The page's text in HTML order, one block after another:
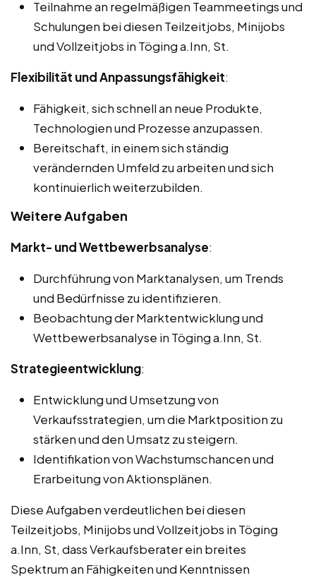
Teilnahme an regelmäßigen Teammeetings und
Schulungen bei diesen Teilzeitjobs, Minijobs
und Vollzeitjobs in Töging a.Inn, St.
Flexibilität und Anpassungsfähigkeit:
Fähigkeit, sich schnell an neue Produkte,
Technologien und Prozesse anzupassen.
Bereitschaft, in einem sich ständig
verändernden Umfeld zu arbeiten und sich
kontinuierlich weiterzubilden.
Weitere Aufgaben
Markt- und Wettbewerbsanalyse:
Durchführung von Marktanalysen, um Trends
und Bedürfnisse zu identifizieren.
Beobachtung der Marktentwicklung und
Wettbewerbsanalyse in Töging a.Inn, St.
Strategieentwicklung:
Entwicklung und Umsetzung von
Verkaufsstrategien, um die Marktposition zu
stärken und den Umsatz zu steigern.
Identifikation von Wachstumschancen und
Erarbeitung von Aktionsplänen.
Diese Aufgaben verdeutlichen bei diesen
Teilzeitjobs, Minijobs und Vollzeitjobs in Töging
a.Inn, St, dass Verkaufsberater ein breites
Spektrum an Fähigkeiten und Kenntnissen